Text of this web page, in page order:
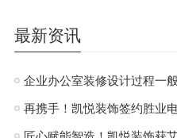
最新资讯
再携手！凯悦装饰签约胜业